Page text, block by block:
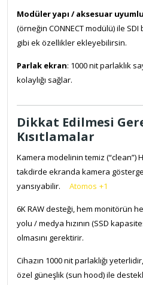
Modüler yapı / aksesuar
(örneğin CONNECT modülü) ile SDI
gibi ek özellikler ekleyebilirsin.
Parlak ekran: 1000 nit parlaklık
kolaylığı sağlar.
Dikkat Edilmesi
Kısıtlamalar
Kamera modelinin temiz (“clean”)
takdirde ekranda kamera
yansıyabilir.
Atomos +1
6K RAW desteği, hem monitörün
yolu / medya hızının (SSD
olmasını gerektirir.
Cihazın 1000 nit parlaklığı
özel güneşlik (sun hood) ile